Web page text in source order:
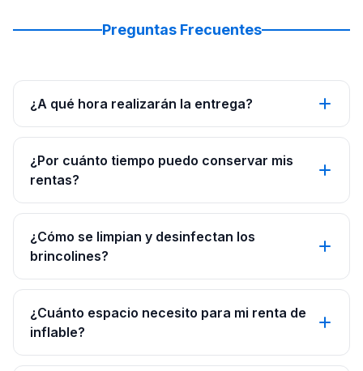
Preguntas Frecuentes
¿A qué hora realizarán la entrega?
¿Por cuánto tiempo puedo conservar mis
rentas?
¿Cómo se limpian y desinfectan los
brincolines?
¿Cuánto espacio necesito para mi renta de
inflable?